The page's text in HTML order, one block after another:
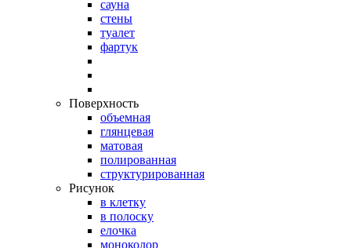
сауна
стены
туалет
фартук
Поверхность
объемная
глянцевая
матовая
полированная
структурированная
Рисунок
в клетку
в полоску
елочка
моноколор